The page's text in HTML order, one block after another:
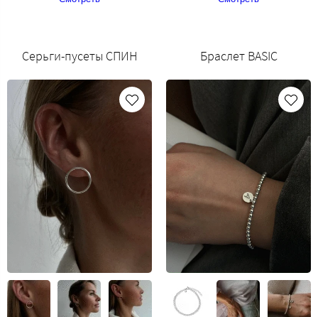
Серьги-пусеты СПИН Браслет BASIC